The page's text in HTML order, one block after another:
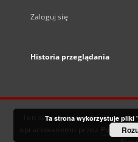
Zaloguj się
Historia przeglądania
Ten serwis działa dzięki
Ta strona wykorzystuje pliki